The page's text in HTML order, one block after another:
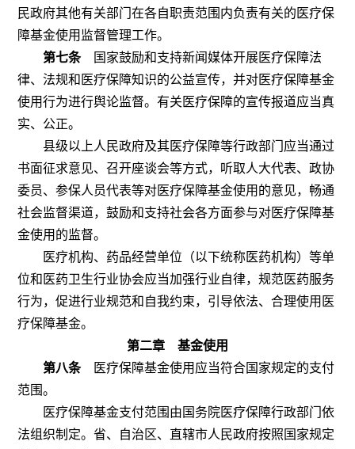
民政府其他有关部门在各自职责范围内负责有关的医疗保
障基金使用监督管理工作。
第七条国家鼓励和支持新闻媒体开展医疗保障法
律、法规和医疗保障知识的公益宣传，并对医疗保障基金
使用行为进行舆论监督。有关医疗保障的宣传报道应当真
实、公正。
县级以上人民政府及其医疗保障等行政部门应当通过
书面征求意见、召开座谈会等方式，听取人大代表、政协
委员、参保人员代表等对医疗保障基金使用的意见，畅通
社会监督渠道，鼓励和支持社会各方面参与对医疗保障基
金使用的监督。
医疗机构、药品经营单位（以下统称医药机构）等单
位和医药卫生行业协会应当加强行业自律，规范医药服务
行为，促进行业规范和自我约束，引导依法、合理使用医
疗保障基金。
第二章 基金使用
第八条医疗保障基金使用应当符合国家规定的支付
范围。
医疗保障基金支付范围由国务院医疗保障行政部门依
法组织制定。省、自治区、直辖市人民政府按照国家规定